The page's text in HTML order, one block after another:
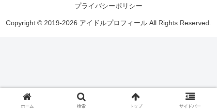
プライバシーポリシー
Copyright © 2019-2026 アイドルプロフィール All Rights Reserved.
ホーム 検索 トップ サイドバー